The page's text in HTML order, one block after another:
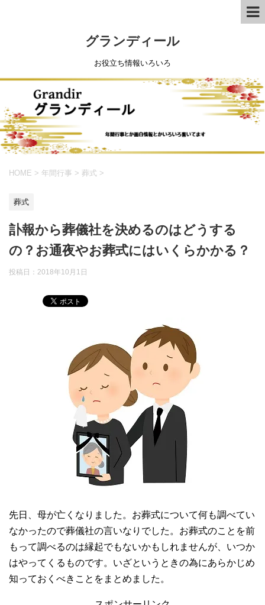
グランディール
お役立ち情報いろいろ
HOME > 年間行事 > 葬式 >
葬式
訃報から葬儀社を決めるのはどうする
の？お通夜やお葬式にはいくらかかる？
投稿日： 2018年10月1日
先日、母が亡くなりました。お葬式について何も調べてい
なかったので葬儀社の言いなりでした。お葬式のことを前
もって調べるのは縁起でもないかもしれませんが、いつか
はやってくるものです。いざというときの為にあらかじめ
知っておくべきことをまとめました。